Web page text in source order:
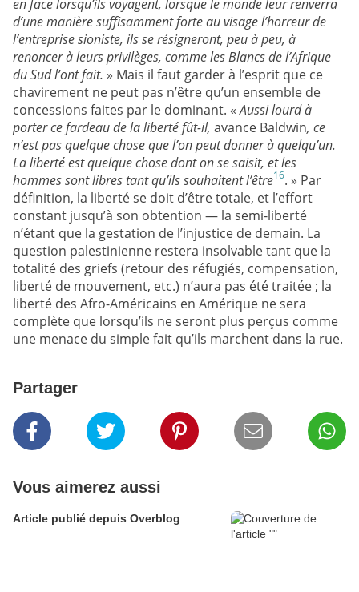
en face lorsqu’ils voyagent, lorsque le monde leur renverra
d’une manière suffisamment forte au visage l’horreur de
l’entreprise sioniste, ils se résigneront, peu à peu, à
renoncer à leurs privilèges, comme les Blancs de l’Afrique
du Sud l’ont fait. » Mais il faut garder à l’esprit que ce
chavirement ne peut pas n’être qu’un ensemble de
concessions faites par le dominant. «Aussi lourd à
porterce fardeau de la liberté fût-il, avance Baldwin, ce
n’est pas quelque chose que l’on peut donner à quelqu’un.
La liberté est quelque chose dont on se saisit, et les
hommes sont libres tant qu’ils souhaitent l’être16. » Par
définition, la liberté se doit d’être totale, et l’effort
constant jusqu’à son obtention — la semi-liberté
n’étant que la gestation de l’injustice de demain. La
question palestinienne restera insolvable tant que la
totalité des griefs (retour des réfugiés, compensation,
liberté de mouvement, etc.) n’aura pas été traitée ; la
liberté des Afro-Américains en Amérique ne sera
complète que lorsqu’ils ne seront plus perçus comme
une menace du simple fait qu’ils marchent dans la rue.
Partager
Vous aimerez aussi
Article publié depuis Overblog